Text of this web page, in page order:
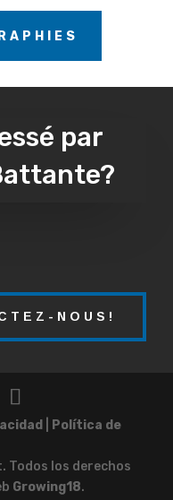
par
NOUS!
Política de
Todos los derechos
Growing18.